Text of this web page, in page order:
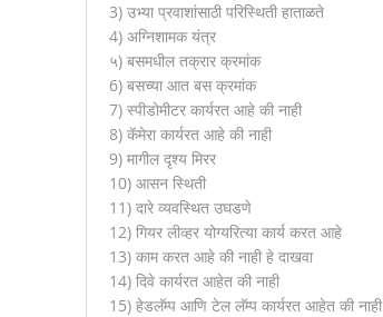
3) उभ्या प्रवाशांसाठी परिस्थिती हाताळते
4) अग्निशामक यंत्र
५) बसमधील तक्रार क्रमांक
6) बसच्या आत बस क्रमांक
7) स्पीडोमीटर कार्यरत आहे की नाही
8) कॅमेरा कार्यरत आहे की नाही
9) मागील दृश्य मिरर
10) आसन स्थिती
11) दारे व्यवस्थित उघडणे
12) गियर लीव्हर योग्यरित्या कार्य करत आहे
13) काम करत आहे की नाही हे दाखवा
14) दिवे कार्यरत आहेत की नाही
15) हेडलॅम्प आणि टेल लॅम्प कार्यरत आहेत की नाही